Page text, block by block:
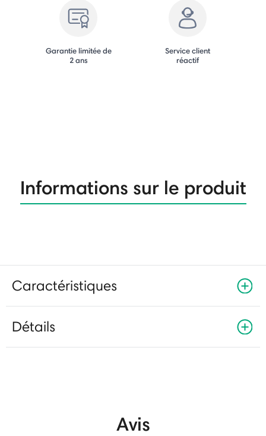
Garantie limitée de
2 ans
Service client
réactif
Informations sur le produit
Caractéristiques
Détails
Avis